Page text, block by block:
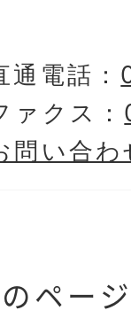
通電話：
ァクス：
問い合
ペー